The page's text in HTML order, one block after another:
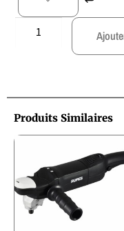
Produits Similaires